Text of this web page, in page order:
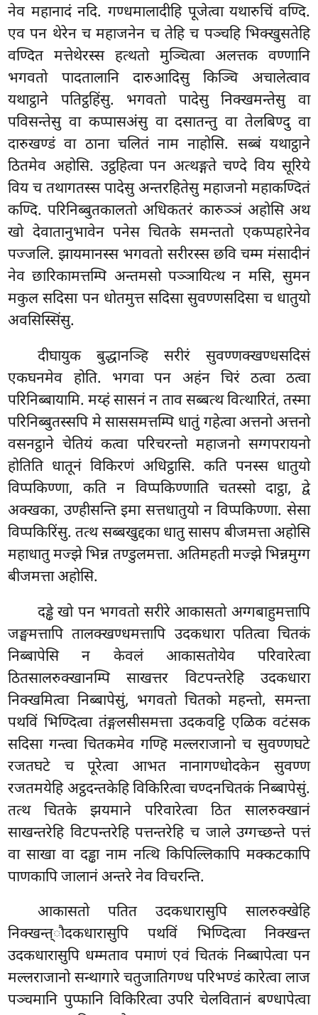
नेव महानादं नदि. गण्धमालादीहि पूजेत्वा यथारुचिं वण्दि.
एव पन थेरेन च महाजनेन च तेहि च पञ्चहि भिक्खुसतेहि
वण्दित मत्तेथेरस्स हत्थतो मुञ्चित्वा अलत्तक वण्णानि
भगवतो पादतालानि दारुआदिसु किञ्चि अचालेत्वाव
यथाट्ठाने पतिट्ठहिंसु. भगवतो पादेसु निक्खमन्तेसु वा
पविसन्तेसु वा कप्पासअंसु वा दसातन्तु वा तेलबिण्दु वा
दारुखण्डं वा ठाना चलितं नाम नाहोसि. सब्बं यथाट्ठाने
ठितमेव अहोसि. उट्ठहित्वा पन अत्थङ्गते चण्दे विय सूरिये
विय च तथागतस्स पादेसु अन्तरहितेसु महाजनो महाकण्दितं
कण्दि. परिनिब्बुतकालतो अधिकतरं कारुञ्ञं अहोसि अथ
खो देवातानुभावेन पनेस चितके समन्ततो एकप्पहारेनेव
पज्जलि. झायमानस्स भगवतो सरीरस्स छवि चम्म मंसादीनं
नेव छारिकामत्तम्पि अन्तमसो पञ्ञायित्थ न मसि, सुमन
मकुल सदिसा पन धोतमुत्त सदिसा सुवण्णसदिसा च धातुयो
अवसिस्सिंसु.
दीघायुक बुद्धानञ्हि सरीरं सुवण्णक्खण्धसदिसं
एकघनमेव होति. भगवा पन अहंन चिरं ठत्वा ठत्वा
परिनिब्बायामि. मय्हं सासनं न ताव सब्बत्थ वित्थारितं, तस्मा
परिनिब्बुतस्सपि मे साससमत्तम्पि धातुं गहेत्वा अत्तनो अत्तनो
वसनट्ठाने चेतियं कत्वा परिचरन्तो महाजनो सग्गपरायनो
होतिति धातूनं विकिरणं अधिट्ठासि. कति पनस्स धातुयो
विप्पकिण्णा, कति न विप्पकिण्णाति चतस्सो दाट्ठा, द्वे
अक्खका, उण्हीसन्ति इमा सत्तधातुयो न विप्पकिण्णा. सेसा
विप्पकिरिंसु. तत्थ सब्बखुद्दका धातु सासप बीजमत्ता अहोसि
महाधातु मज्झे भिन्न तण्डुलमत्ता. अतिमहती मज्झे भिन्नमुग्ग
बीजमत्ता अहोसि.
दड्ढे खो पन भगवतो सरीरे आकासतो अग्गबाहुमत्तापि
जङ्घमत्तापि तालक्खण्धमत्तापि उदकधारा पतित्वा चितकं
निब्बापेसि न केवलं आकासतोयेव परिवारेत्वा
ठितसालरुक्खानम्पि साखत्तर विटपन्तरेहि उदकधारा
निक्खमित्वा निब्बापेसुं, भगवतो चितको महन्तो, समन्ता
पथविं भिण्दित्वा तंङ्गलसीसमत्ता उदकवट्टि एळिक वटंसक
सदिसा गन्त्वा चितकमेव गण्हि मल्लराजानो च सुवण्णघटे
रजतघटे च पूरेत्वा आभत नानागण्धोदकेन सुवण्ण
रजतमयेहि अट्ठदन्तकेहि विकिरित्वा चण्दनचितकं निब्बापेसुं.
तत्थ चितके झयमाने परिवारेत्वा ठित सालरुक्खानं
साखन्तरेहि विटपन्तरेहि पत्तन्तरेहि च जाले उग्गच्छन्ते पत्तं
वा साखा वा दड्ढा नाम नत्थि किपिल्लिकापि मक्कटकापि
पाणकापि जालानं अन्तरे नेव विचरन्ति.
आकासतो पतित उदकधारासुपि सालरुक्खेहि
निक्खन्त्ौदकधारासुपि पथविं भिण्दित्वा निक्खन्त
उदकधारासुपि धम्मताव पमाणं एवंचितकं निब्बापेत्वा पन
मल्लराजानो सन्थागारे चतुजातिगण्ध परिभण्डं कारेत्वा लाज
पञ्चमानि पुप्फानि विकिरित्वा उपरि चेलवितानं बण्धापेत्वा